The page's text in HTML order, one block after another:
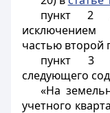
пункт 2
частью второй
пункт 3
следующего
«На
учетного